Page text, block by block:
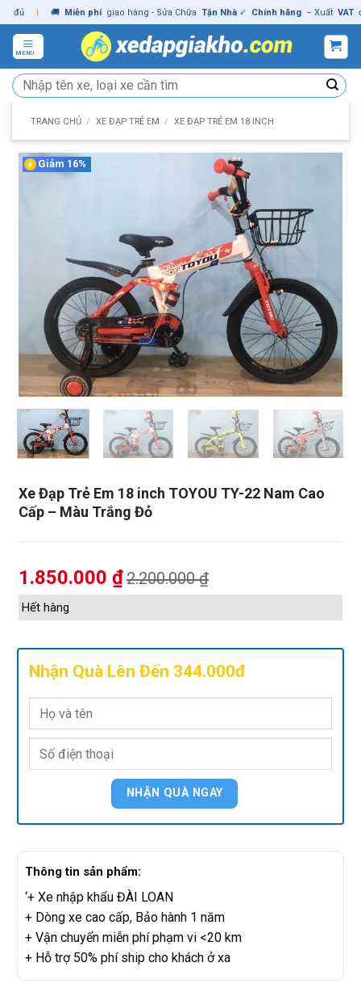
Skip
to
content
| 🚚 Miễn phí giao hàng - Sửa Chữa Tận Nhà ✓ Chính hãng – Xuất VAT đầy
MENU
Tìm
kiếm:
TRANG CHỦ / XE ĐẠP TRẺ EM / XE ĐẠP TRẺ EM 18 INCH
Xe Đạp Trẻ Em 18 inch TOYOU TY-22 Nam Cao
Cấp – Màu Trắng Đỏ
Giảm 16%
1.850.000 ₫2.200.000₫
Hết hàng
Nhận Quà Lên Đến 344.000đ
Thông tin sản phẩm:
‘+ Xe nhập khẩu ĐÀI LOAN
+ Dòng xe cao cấp, Bảo hành 1 năm
+ Vận chuyển miễn phí phạm vi <20 km
+ Hỗ trợ 50% phí ship cho khách ở xa